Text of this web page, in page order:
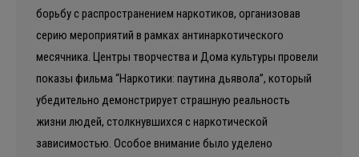
борьбу с распространением наркотиков, организовав
серию мероприятий в рамках антинаркотического
месячника. Центры творчества и Дома культуры провели
показы фильма “Наркотики: паутина дьявола”, который
убедительно демонстрирует страшную реальность
жизни людей, столкнувшихся с наркотической
зависимостью. Особое внимание было уделено